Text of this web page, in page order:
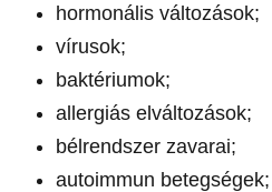
hormonális változások;
vírusok;
baktériumok;
allergiás elváltozások;
bélrendszer zavarai;
autoimmun betegségek;